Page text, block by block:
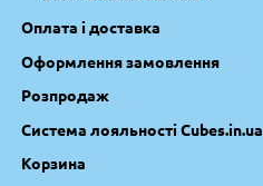
Оплата і доставка
Оформлення замовлення
Розпродаж
Система лояльності Cubes.in.ua
Корзина